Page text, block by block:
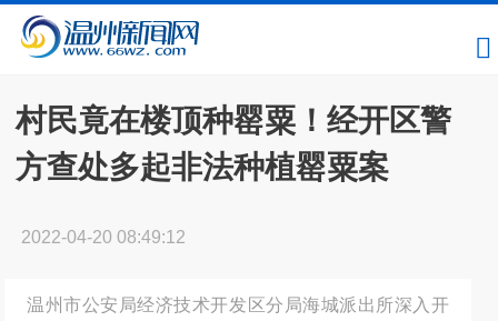
村民竟在楼顶种罂粟！经开区警
方查处多起非法种植罂粟案
2022-04-20 08:49:12
温州市公安局经济技术开发区分局海城派出所深入开